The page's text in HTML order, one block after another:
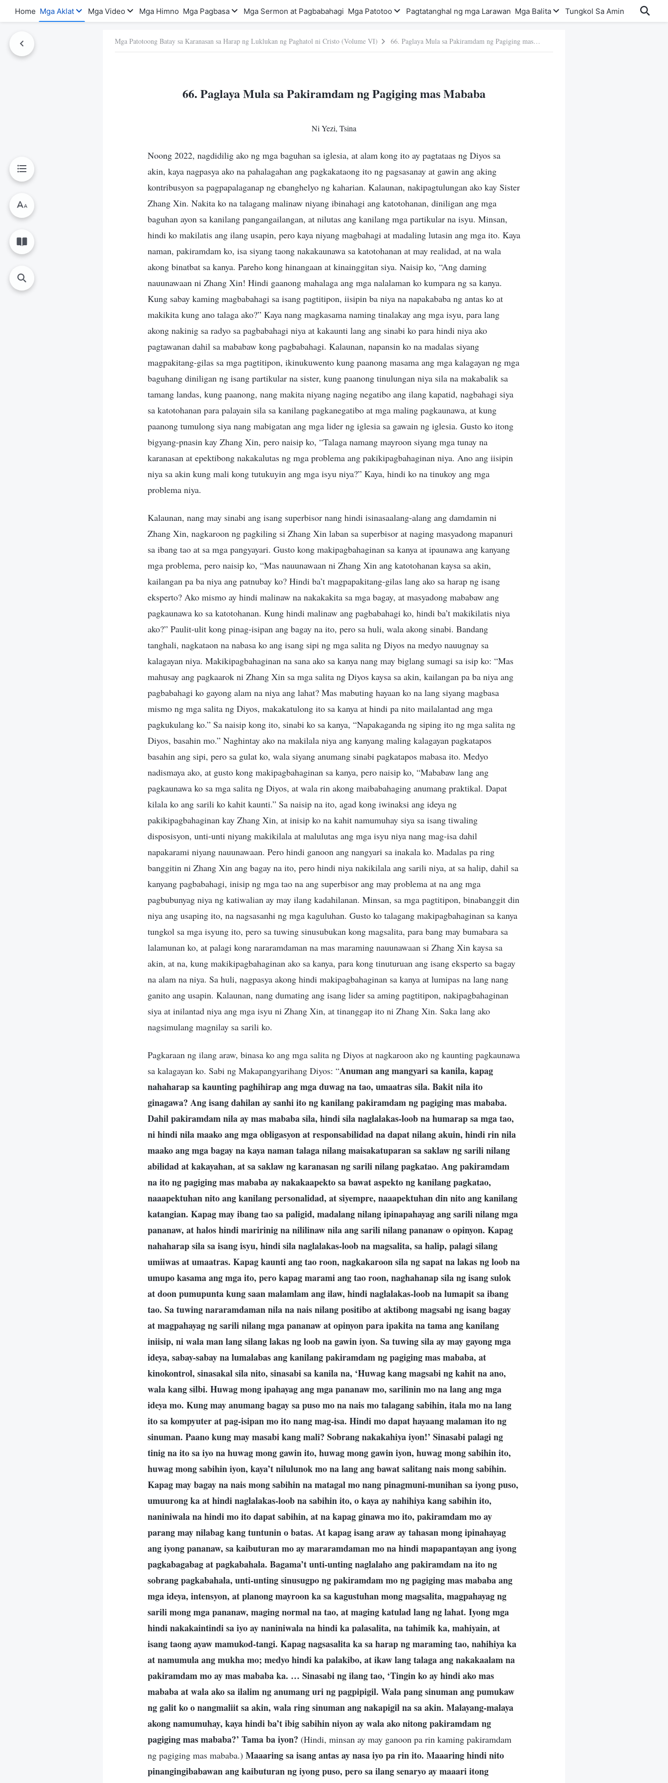
Home Mga Aklat Mga Video Mga Himno Mga Pagbasa Mga Sermon at Pagbabahagi Mga Patotoo Pagtatanghal ng mga Larawan Mga Balita Tungkol Sa Amin
Mga Patotoong Batay sa Karanasan sa Harap ng Luklukan ng Paghatol ni Cristo (Volume VI) 66. Paglaya Mula sa Pakiramdam ng Pagiging mas Mababa
66. Paglaya Mula sa Pakiramdam ng Pagiging mas Mababa
Ni Yezi, Tsina
Noong 2022, nagdidilig ako ng mga baguhan sa iglesia, at alam kong ito ay pagtataas ng Diyos sa
akin, kaya nagpasya ako na pahalagahan ang pagkakataong ito ng pagsasanay at gawin ang aking
kontribusyon sa pagpapalaganap ng ebanghelyo ng kaharian. Kalaunan, nakipagtulungan ako kay Sister
Zhang Xin. Nakita ko na talagang malinaw niyang ibinahagi ang katotohanan, diniligan ang mga
baguhan ayon sa kanilang pangangailangan, at nilutas ang kanilang mga partikular na isyu. Minsan,
hindi ko makilatis ang ilang usapin, pero kaya niyang magbahagi at madaling lutasin ang mga ito. Kaya
naman, pakiramdam ko, isa siyang taong nakakaunawa sa katotohanan at may realidad, at na wala
akong binatbat sa kanya. Pareho kong hinangaan at kinainggitan siya. Naisip ko, “Ang daming
nauunawaan ni Zhang Xin! Hindi gaanong mahalaga ang mga nalalaman ko kumpara ng sa kanya.
Kung sabay kaming magbabahagi sa isang pagtitipon, iisipin ba niya na napakababa ng antas ko at
makikita kung ano talaga ako?” Kaya nang magkasama naming tinalakay ang mga isyu, para lang
akong nakinig sa radyo sa pagbabahagi niya at kakaunti lang ang sinabi ko para hindi niya ako
pagtawanan dahil sa mababaw kong pagbabahagi. Kalaunan, napansin ko na madalas siyang
magpakitang-gilas sa mga pagtitipon, ikinukuwento kung paanong masama ang mga kalagayan ng mga
baguhang diniligan ng isang partikular na sister, kung paanong tinulungan niya sila na makabalik sa
tamang landas, kung paanong, nang makita niyang naging negatibo ang ilang kapatid, nagbahagi siya
sa katotohanan para palayain sila sa kanilang pagkanegatibo at mga maling pagkaunawa, at kung
paanong tumulong siya nang mabigatan ang mga lider ng iglesia sa gawain ng iglesia. Gusto ko itong
bigyang-pnasin kay Zhang Xin, pero naisip ko, “Talaga namang mayroon siyang mga tunay na
karanasan at epektibong nakakalutas ng mga problema ang pakikipagbahaginan niya. Ano ang iisipin
niya sa akin kung mali kong tutukuyin ang mga isyu niya?” Kaya, hindi ko na tinukoy ang mga
problema niya.
Kalaunan, nang may sinabi ang isang superbisor nang hindi isinasaalang-alang ang damdamin ni
Zhang Xin, nagkaroon ng pagkiling si Zhang Xin laban sa superbisor at naging masyadong mapanuri
sa ibang tao at sa mga pangyayari. Gusto kong makipagbahaginan sa kanya at ipaunawa ang kanyang
mga problema, pero naisip ko, “Mas nauunawaan ni Zhang Xin ang katotohanan kaysa sa akin,
kailangan pa ba niya ang patnubay ko? Hindi ba’t magpapakitang-gilas lang ako sa harap ng isang
eksperto? Ako mismo ay hindi malinaw na nakakakita sa mga bagay, at masyadong mababaw ang
pagkaunawa ko sa katotohanan. Kung hindi malinaw ang pagbabahagi ko, hindi ba’t makikilatis niya
ako?” Paulit-ulit kong pinag-isipan ang bagay na ito, pero sa huli, wala akong sinabi. Bandang
tanghali, nagkataon na nabasa ko ang isang sipi ng mga salita ng Diyos na medyo nauugnay sa
kalagayan niya. Makikipagbahaginan na sana ako sa kanya nang may biglang sumagi sa isip ko: “Mas
mahusay ang pagkaarok ni Zhang Xin sa mga salita ng Diyos kaysa sa akin, kailangan pa ba niya ang
pagbabahagi ko gayong alam na niya ang lahat? Mas mabuting hayaan ko na lang siyang magbasa
mismo ng mga salita ng Diyos, makakatulong ito sa kanya at hindi pa nito mailalantad ang mga
pagkukulang ko.” Sa naisip kong ito, sinabi ko sa kanya, “Napakaganda ng siping ito ng mga salita ng
Diyos, basahin mo.” Naghintay ako na makilala niya ang kanyang maling kalagayan pagkatapos
basahin ang sipi, pero sa gulat ko, wala siyang anumang sinabi pagkatapos mabasa ito. Medyo
nadismaya ako, at gusto kong makipagbahaginan sa kanya, pero naisip ko, “Mababaw lang ang
pagkaunawa ko sa mga salita ng Diyos, at wala rin akong maibabahaging anumang praktikal. Dapat
kilala ko ang sarili ko kahit kaunti.” Sa naisip na ito, agad kong iwinaksi ang ideya ng
pakikipagbahaginan kay Zhang Xin, at inisip ko na kahit namumuhay siya sa isang tiwaling
disposisyon, unti-unti niyang makikilala at malulutas ang mga isyu niya nang mag-isa dahil
napakarami niyang nauunawaan. Pero hindi ganoon ang nangyari sa inakala ko. Madalas pa ring
banggitin ni Zhang Xin ang bagay na ito, pero hindi niya nakikilala ang sarili niya, at sa halip, dahil sa
kanyang pagbabahagi, inisip ng mga tao na ang superbisor ang may problema at na ang mga
pagbubunyag niya ng katiwalian ay may ilang kadahilanan. Minsan, sa mga pagtitipon, binabanggit din
niya ang usaping ito, na nagsasanhi ng mga kaguluhan. Gusto ko talagang makipagbahaginan sa kanya
tungkol sa mga isyung ito, pero sa tuwing sinusubukan kong magsalita, para bang may bumabara sa
lalamunan ko, at palagi kong nararamdaman na mas maraming nauunawaan si Zhang Xin kaysa sa
akin, at na, kung makikipagbahaginan ako sa kanya, para kong tinuturuan ang isang eksperto sa bagay
na alam na niya. Sa huli, nagpasya akong hindi makipagbahaginan sa kanya at lumipas na lang nang
ganito ang usapin. Kalaunan, nang dumating ang isang lider sa aming pagtitipon, nakipagbahaginan
siya at inilantad niya ang mga isyu ni Zhang Xin, at tinanggap ito ni Zhang Xin. Saka lang ako
nagsimulang magnilay sa sarili ko.
Pagkaraan ng ilang araw, binasa ko ang mga salita ng Diyos at nagkaroon ako ng kaunting pagkaunawa
sa kalagayan ko. Sabi ng Makapangyarihang Diyos: “Anuman ang mangyari sa kanila, kapag
nahaharap sa kaunting paghihirap ang mga duwag na tao, umaatras sila. Bakit nila ito
ginagawa? Ang isang dahilan ay sanhi ito ng kanilang pakiramdam ng pagiging mas mababa.
Dahil pakiramdam nila ay mas mababa sila, hindi sila naglalakas-loob na humarap sa mga tao,
ni hindi nila maako ang mga obligasyon at responsabilidad na dapat nilang akuin, hindi rin nila
maako ang mga bagay na kaya naman talaga nilang maisakatuparan sa saklaw ng sarili nilang
abilidad at kakayahan, at sa saklaw ng karanasan ng sarili nilang pagkatao. Ang pakiramdam
na ito ng pagiging mas mababa ay nakakaapekto sa bawat aspekto ng kanilang pagkatao,
naaapektuhan nito ang kanilang personalidad, at siyempre, naaapektuhan din nito ang kanilang
katangian. Kapag may ibang tao sa paligid, madalang nilang ipinapahayag ang sarili nilang mga
pananaw, at halos hindi maririnig na nililinaw nila ang sarili nilang pananaw o opinyon. Kapag
nahaharap sila sa isang isyu, hindi sila naglalakas-loob na magsalita, sa halip, palagi silang
umiiwas at umaatras. Kapag kaunti ang tao roon, nagkakaroon sila ng sapat na lakas ng loob na
umupo kasama ang mga ito, pero kapag marami ang tao roon, naghahanap sila ng isang sulok
at doon pumupunta kung saan malamlam ang ilaw, hindi naglalakas-loob na lumapit sa ibang
tao. Sa tuwing nararamdaman nila na nais nilang positibo at aktibong magsabi ng isang bagay
at magpahayag ng sarili nilang mga pananaw at opinyon para ipakita na tama ang kanilang
iniisip, ni wala man lang silang lakas ng loob na gawin iyon. Sa tuwing sila ay may gayong mga
ideya, sabay-sabay na lumalabas ang kanilang pakiramdam ng pagiging mas mababa, at
kinokontrol, sinasakal sila nito, sinasabi sa kanila na, ‘Huwag kang magsabi ng kahit na ano,
wala kang silbi. Huwag mong ipahayag ang mga pananaw mo, sarilinin mo na lang ang mga
ideya mo. Kung may anumang bagay sa puso mo na nais mo talagang sabihin, itala mo na lang
ito sa kompyuter at pag-isipan mo ito nang mag-isa. Hindi mo dapat hayaang malaman ito ng
sinuman. Paano kung may masabi kang mali? Sobrang nakakahiya iyon!’ Sinasabi palagi ng
tinig na ito sa iyo na huwag mong gawin ito, huwag mong gawin iyon, huwag mong sabihin ito,
huwag mong sabihin iyon, kaya’t nilulunok mo na lang ang bawat salitang nais mong sabihin.
Kapag may bagay na nais mong sabihin na matagal mo nang pinagmuni-munihan sa iyong puso,
umuurong ka at hindi naglalakas-loob na sabihin ito, o kaya ay nahihiya kang sabihin ito,
naniniwala na hindi mo ito dapat sabihin, at na kapag ginawa mo ito, pakiramdam mo ay
parang may nilabag kang tuntunin o batas. At kapag isang araw ay tahasan mong ipinahayag
ang iyong pananaw, sa kaibuturan mo ay mararamdaman mo na hindi mapapantayan ang iyong
pagkabagabag at pagkabahala. Bagama’t unti-unting naglalaho ang pakiramdam na ito ng
sobrang pagkabahala, unti-unting sinusugpo ng pakiramdam mo ng pagiging mas mababa ang
mga ideya, intensyon, at planong mayroon ka sa kagustuhan mong magsalita, magpahayag ng
sarili mong mga pananaw, maging normal na tao, at maging katulad lang ng lahat. Iyong mga
hindi nakakaintindi sa iyo ay naniniwala na hindi ka palasalita, na tahimik ka, mahiyain, at
isang taong ayaw mamukod-tangi. Kapag nagsasalita ka sa harap ng maraming tao, nahihiya ka
at namumula ang mukha mo; medyo hindi ka palakibo, at ikaw lang talaga ang nakakaalam na
pakiramdam mo ay mas mababa ka. … Sinasabi ng ilang tao, ‘Tingin ko ay hindi ako mas
mababa at wala ako sa ilalim ng anumang uri ng pagpipigil. Wala pang sinuman ang pumukaw
ng galit ko o nangmaliit sa akin, wala ring sinuman ang nakapigil na sa akin. Malayang-malaya
akong namumuhay, kaya hindi ba’t ibig sabihin niyon ay wala ako nitong pakiramdam ng
pagiging mas mababa?’ Tama ba iyon? (Hindi, minsan ay may ganoon pa rin kaming pakiramdam
ng pagiging mas mababa.) Maaaring sa isang antas ay nasa iyo pa rin ito. Maaaring hindi nito
pinangingibabawan ang kaibuturan ng iyong puso, pero sa ilang senaryo ay maaari itong